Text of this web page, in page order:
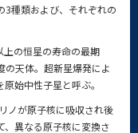
3種類および、それぞれの
上の恒星の寿命の最期
の天体。超新星爆発によ
始中性子星と呼ぶ。
ノが原子核に吸収され後
異なる原子核に変換さ